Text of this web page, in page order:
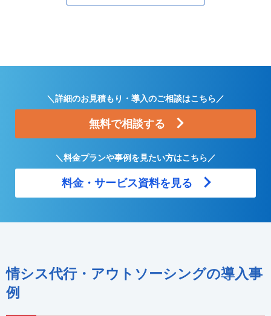
＼詳細のお見積もり・導入のご相談はこちら／
無料で相談する
＼料金プランや事例を見たい方はこちら／
料金・サービス資料を見る
情シス代行・アウトソーシングの導入事
例